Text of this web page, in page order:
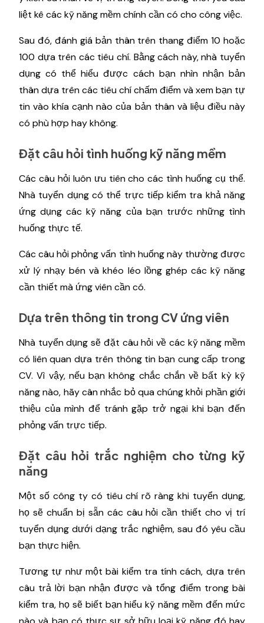
liệt kê các kỹ năng mềm chính cần có cho công việc.
Sau đó, đánh giá bản thân trên thang điểm 10 hoặc
100 dựa trên các tiêu chí. Bằng cách này, nhà tuyển
dụng có thể hiểu được cách bạn nhìn nhận bản
thân dựa trên các tiêu chí chấm điểm và xem bạn tự
tin vào khía cạnh nào của bản thân và liệu điều này
có phù hợp hay không.
Đặt câu hỏi tình huống kỹ năng mềm
Các câu hỏi luôn ưu tiên cho các tình huống cụ thể.
Nhà tuyển dụng có thể trực tiếp kiểm tra khả năng
ứng dụng các kỹ năng của bạn trước những tình
huống thực tế.
Các câu hỏi phỏng vấn tình huống này thường được
xử lý nhạy bén và khéo léo lồng ghép các kỹ năng
cần thiết mà ứng viên cần có.
Dựa trên thông tin trong CV ứng viên
Nhà tuyển dụng sẽ đặt câu hỏi về các kỹ năng mềm
có liên quan dựa trên thông tin bạn cung cấp trong
CV. Vì vậy, nếu bạn không chắc chắn về bất kỳ kỹ
năng nào, hãy cân nhắc bỏ qua chúng khỏi phần giới
thiệu của mình để tránh gặp trở ngại khi bạn đến
phỏng vấn trực tiếp.
Đặt câu hỏi trắc nghiệm cho từng kỹ
năng
Một số công ty có tiêu chí rõ ràng khi tuyển dụng,
họ sẽ chuẩn bị sẵn các câu hỏi cần thiết cho vị trí
tuyển dụng dưới dạng trắc nghiệm, sau đó yêu cầu
bạn thực hiện.
Tương tự như một bài kiểm tra tính cách, dựa trên
câu trả lời bạn nhận được và tổng điểm trong bài
kiểm tra, họ sẽ biết bạn hiểu kỹ năng mềm đến mức